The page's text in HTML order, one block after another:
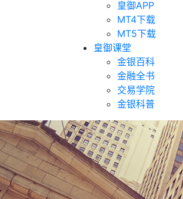
皇御APP
MT4下载
MT5下载
皇御课堂
金银百科
金融全书
交易学院
金银科普